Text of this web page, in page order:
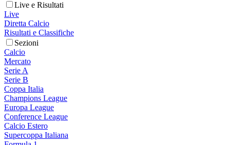
Live e Risultati
Live
Diretta Calcio
Risultati e Classifiche
Sezioni
Calcio
Mercato
Serie A
Serie B
Coppa Italia
Champions League
Europa League
Conference League
Calcio Estero
Supercoppa Italiana